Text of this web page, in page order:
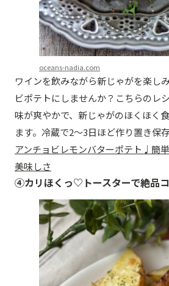
oceans-nadia.com
ワインを飲みながら新じゃがを楽し
ビポテトにしませんか？こちらのレ
味が爽やかで、新じゃがのほくほく
ます。冷蔵で2～3日ほど作り置き保
アンチョビレモンバターポテト♩簡
美味しさ
④カリほくっ♡トースターで絶品